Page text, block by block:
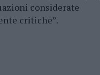
considerate
critiche”.